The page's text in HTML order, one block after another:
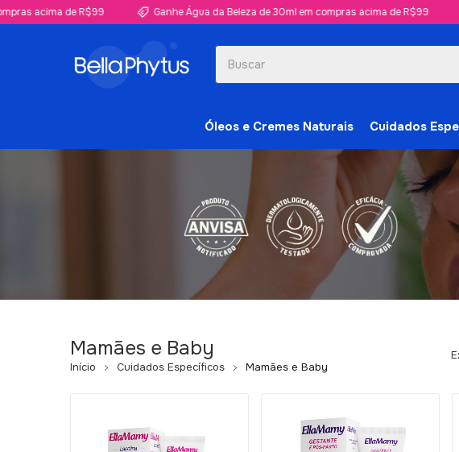
acima de R$99 Ganhe Água da Beleza de 30ml em compras acima de R$99
Óleos e Cremes Naturais Cuidados
Mamães e Baby
Início Cuidados Específicos Mamães e Baby